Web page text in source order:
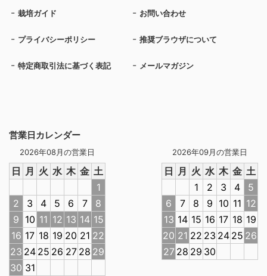
営業日カレンダー
2026年08月の営業日
日 月 火 水 木 金 土
1
2
3 4 5 6 7
8
9 10 11 12 13 14 15
16 17 18 19 20 21 22
23 24 25 26 27 28 29
30 31
2026年09月の営業日
日 月 火 水 木 金 土
1
2 3 4
5
6
7 8 9 10 11 12
13 14 15 16 17 18 19
20 21 22 23 24 25 26
27 28 29 30
栽培ガイド お問い合わせ
プライバシーポリシー 推奨ブラウザについて
特定商取引法に基づく表記 メールマガジン